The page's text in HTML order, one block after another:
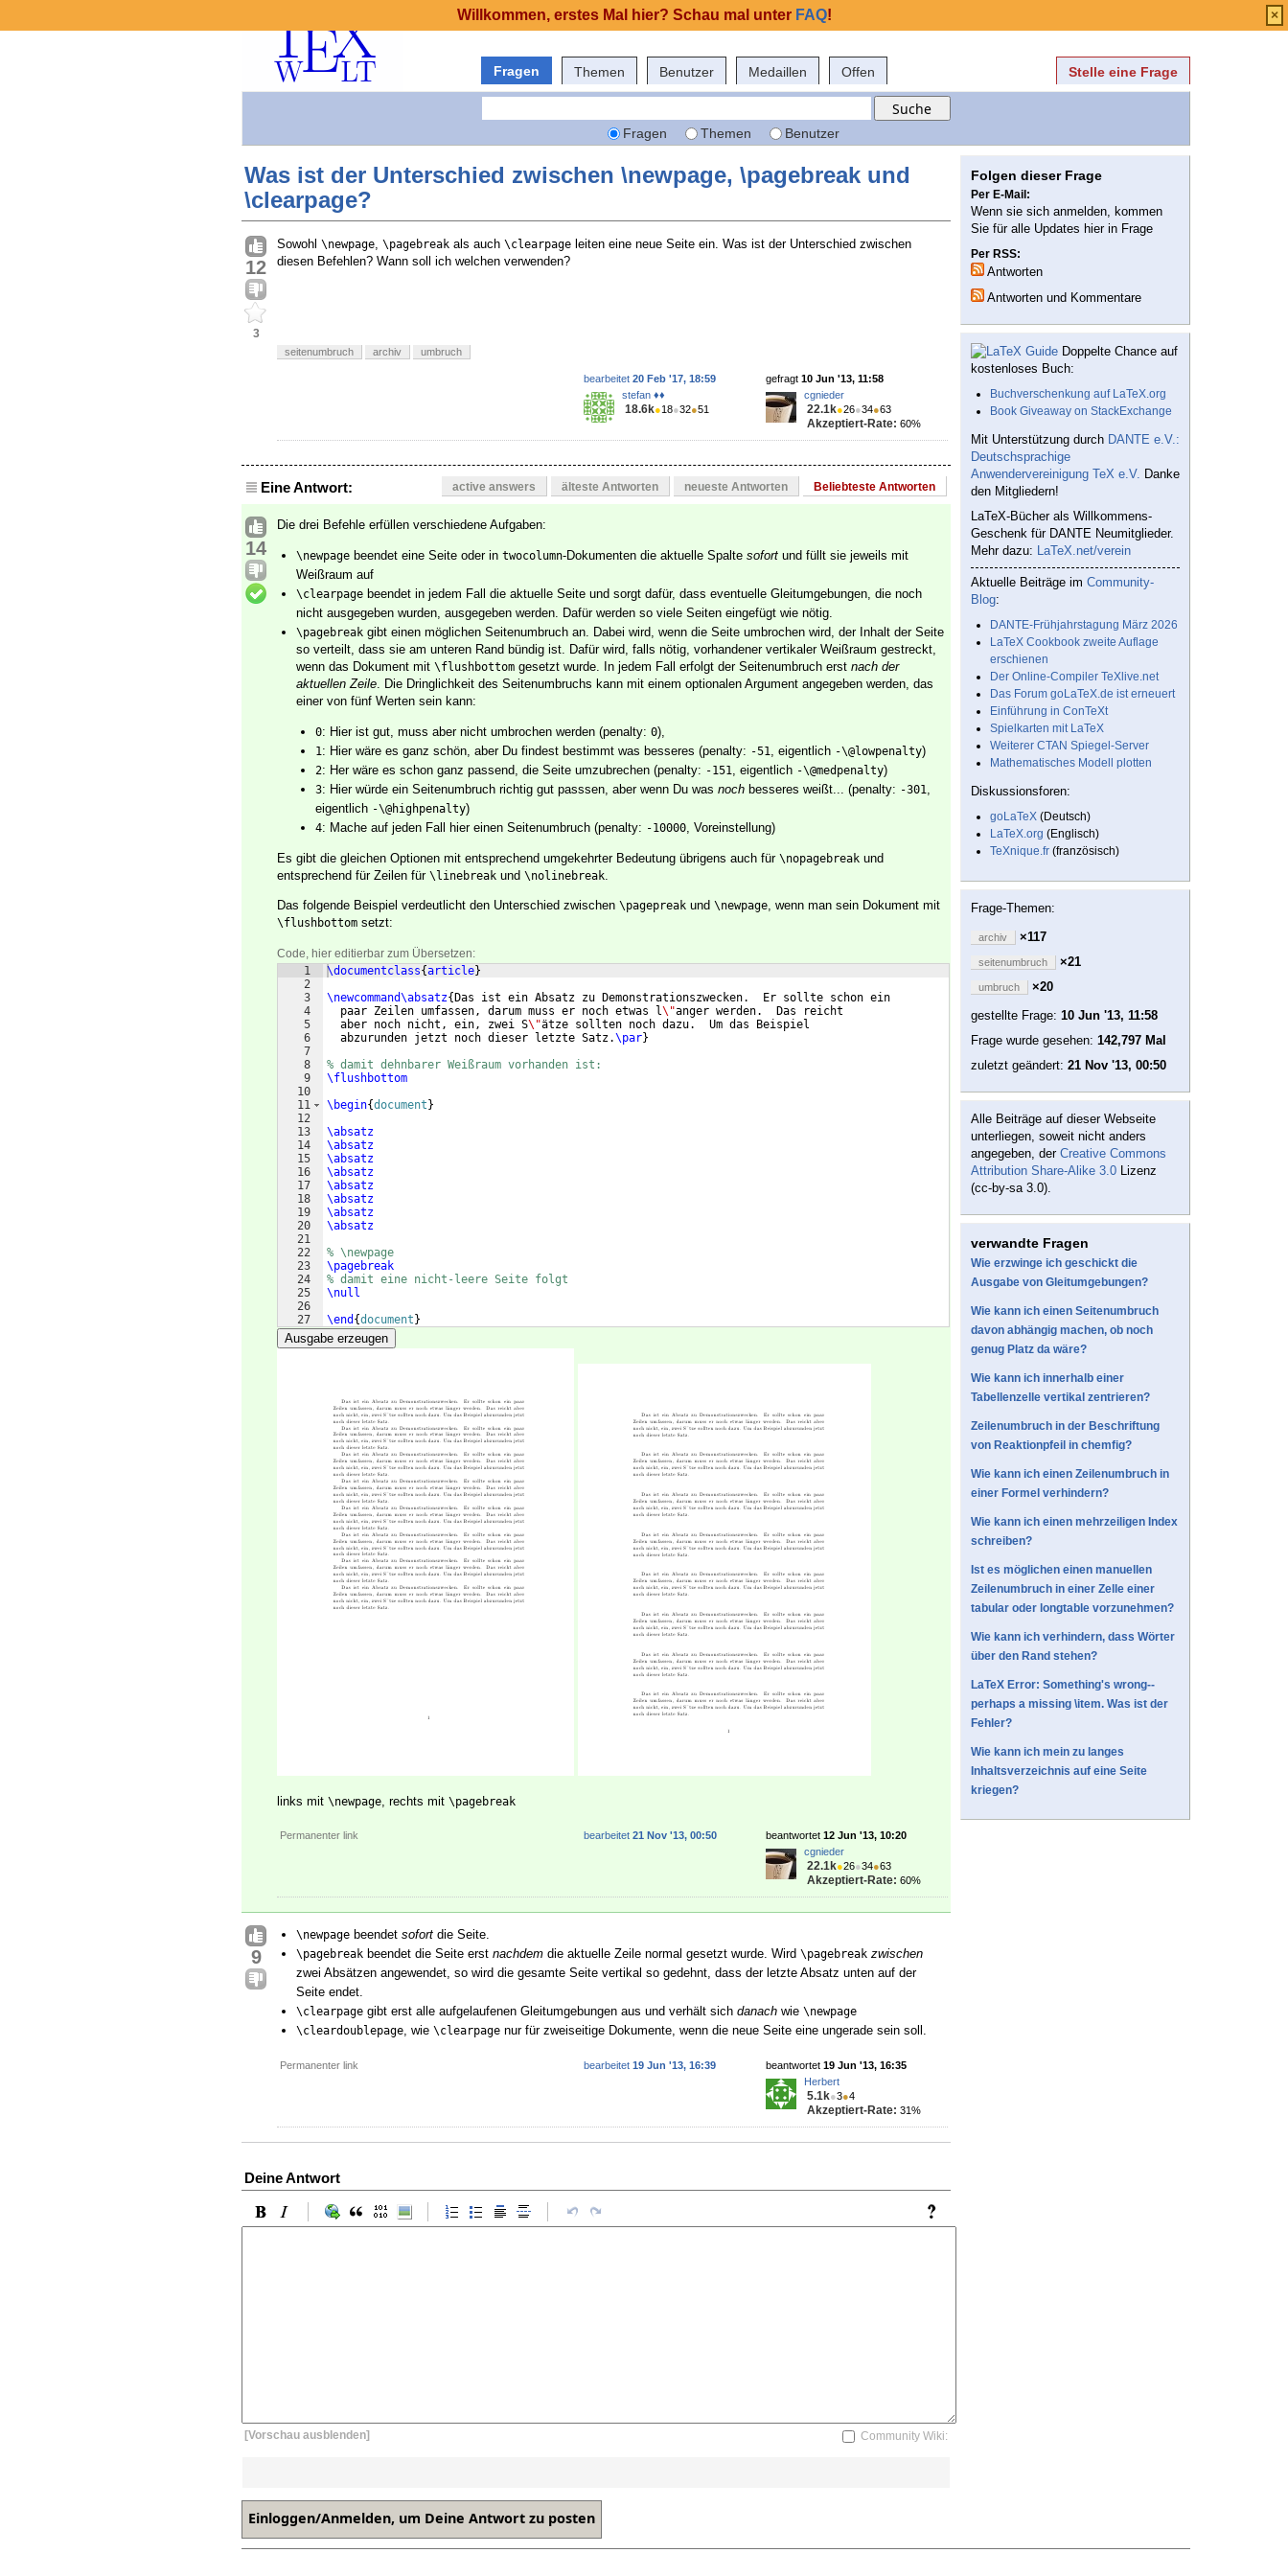
Fragen Themen Benutzer Medaillen Offen Stelle eine Frage
Fragen Themen Benutzer
Was ist der Unterschied zwischen \newpage, \pagebreak und
\clearpage?
12
3
Sowohl \newpage, \pagebreak als auch \clearpage leiten eine neue Seite ein. Was ist der Unterschied zwischen
diesen Befehlen? Wann soll ich welchen verwenden?
seitenumbruch archiv umbruch
gefragt 10 Jun '13, 11:58
cgnieder
22.1k●26●34●63
Akzeptiert-Rate: 60%
bearbeitet 20 Feb '17, 18:59
stefan ♦♦
18.6k●18●32●51
Eine Antwort: active answers älteste Antworten neueste Antworten Beliebteste Antworten
14
Die drei Befehle erfüllen verschiedene Aufgaben:
\newpage beendet eine Seite oder in twocolumn-Dokumenten die aktuelle Spalte sofort und füllt sie jeweils mit
Weißraum auf
\clearpage beendet in jedem Fall die aktuelle Seite und sorgt dafür, dass eventuelle Gleitumgebungen, die noch
nicht ausgegeben wurden, ausgegeben werden. Dafür werden so viele Seiten eingefügt wie nötig.
\pagebreak gibt einen möglichen Seitenumbruch an. Dabei wird, wenn die Seite umbrochen wird, der Inhalt der Seite
so verteilt, dass sie am unteren Rand bündig ist. Dafür wird, falls nötig, vorhandener vertikaler Weißraum gestreckt,
wenn das Dokument mit \flushbottom gesetzt wurde. In jedem Fall erfolgt der Seitenumbruch erst nach der
aktuellen Zeile. Die Dringlichkeit des Seitenumbruchs kann mit einem optionalen Argument angegeben werden, das
einer von fünf Werten sein kann:
0: Hier ist gut, muss aber nicht umbrochen werden (penalty: 0),
1: Hier wäre es ganz schön, aber Du findest bestimmt was besseres (penalty: -51, eigentlich -\@lowpenalty)
2: Her wäre es schon ganz passend, die Seite umzubrechen (penalty: -151, eigentlich -\@medpenalty)
3: Hier würde ein Seitenumbruch richtig gut passsen, aber wenn Du was noch besseres weißt... (penalty: -301,
eigentlich -\@highpenalty)
4: Mache auf jeden Fall hier einen Seitenumbruch (penalty: -10000, Voreinstellung)
Es gibt die gleichen Optionen mit entsprechend umgekehrter Bedeutung übrigens auch für \nopagebreak und
entsprechend für Zeilen für \linebreak und \nolinebreak.
Das folgende Beispiel verdeutlicht den Unterschied zwischen \pagepreak und \newpage, wenn man sein Dokument mit
\flushbottom setzt:
Code, hier editierbar zum Übersetzen:
1
2
3
4
5
6
7
8
9
10
11
12
13
14
15
16
17
18
19
20
21
22
23
24
25
26
27
\documentclass{article}
\newcommand\absatz{ Das ist ein Absatz zu Demonstrationszwecken.  Er sollte schon ein
  paar Zeilen umfassen, darum muss er noch etwas l
\"anger werden.  Das reicht
  aber noch nicht, ein, zwei S
\"ätze sollten noch dazu.  Um das Beispiel
  abzurunden jetzt noch dieser letzte Satz.
\par}
% damit dehnbarer Weißraum vorhanden ist:
\flushbottom
\begin{document }
\absatz
\absatz
\absatz
\absatz
\absatz
\absatz
\absatz
\absatz
% \newpage
\pagebreak
% damit eine nicht-leere Seite folgt
\null
\end {document }
Ausgabe erzeugen
links mit \newpage, rechts mit \pagebreak
Permanenter link beantwortet 12 Jun '13, 10:20
cgnieder
22.1k●26●34●63
Akzeptiert-Rate: 60%
bearbeitet 21 Nov '13, 00:50
9
\newpage beendet sofort die Seite.
\pagebreak beendet die Seite erst nachdem die aktuelle Zeile normal gesetzt wurde. Wird \pagebreak zwischen
zwei Absätzen angewendet, so wird die gesamte Seite vertikal so gedehnt, dass der letzte Absatz unten auf der
Seite endet.
\clearpage gibt erst alle aufgelaufenen Gleitumgebungen aus und verhält sich danach wie \newpage
\cleardoublepage, wie \clearpage nur für zweiseitige Dokumente, wenn die neue Seite eine ungerade sein soll.
Permanenter link beantwortet 19 Jun '13, 16:35
Herbert
5.1k●3●4
Akzeptiert-Rate: 31%
bearbeitet 19 Jun '13, 16:39
Deine Antwort
[Vorschau ausblenden] Community Wiki:
Folgen dieser Frage
Per E-Mail:
Wenn sie sich anmelden, kommen
Sie für alle Updates hier in Frage
Per RSS:
Antworten
Antworten und Kommentare
Doppelte Chance auf
kostenloses Buch:
Buchverschenkung auf LaTeX.org
Book Giveaway on StackExchange
Mit Unterstützung durch DANTE e.V.:
Deutschsprachige
Anwendervereinigung TeX e.V. Danke
den Mitgliedern!
LaTeX-Bücher als Willkommens-
Geschenk für DANTE Neumitglieder.
Mehr dazu: LaTeX.net/verein
Aktuelle Beiträge im Community-
Blog:
DANTE-Frühjahrstagung März 2026
LaTeX Cookbook zweite Auflage
erschienen
Der Online-Compiler TeXlive.net
Das Forum goLaTeX.de ist erneuert
Einführung in ConTeXt
Spielkarten mit LaTeX
Weiterer CTAN Spiegel-Server
Mathematisches Modell plotten
Diskussionsforen:
goLaTeX (Deutsch)
LaTeX.org (Englisch)
TeXnique.fr (französisch)
Frage-Themen:
archiv ×117
seitenumbruch ×21
umbruch
×20
gestellte Frage: 10 Jun '13, 11:58
Frage wurde gesehen: 142,797 Mal
zuletzt geändert: 21 Nov '13, 00:50
Alle Beiträge auf dieser Webseite
unterliegen, soweit nicht anders
angegeben, der Creative Commons
Attribution Share-Alike 3.0 Lizenz
(cc-by-sa 3.0).
verwandte Fragen
Wie erzwinge ich geschickt die
Ausgabe von Gleitumgebungen?
Wie kann ich einen Seitenumbruch
davon abhängig machen, ob noch
genug Platz da wäre?
Wie kann ich innerhalb einer
Tabellenzelle vertikal zentrieren?
Zeilenumbruch in der Beschriftung
von Reaktionpfeil in chemfig?
Wie kann ich einen Zeilenumbruch in
einer Formel verhindern?
Wie kann ich einen mehrzeiligen Index
schreiben?
Ist es möglichen einen manuellen
Zeilenumbruch in einer Zelle einer
tabular oder longtable vorzunehmen?
Wie kann ich verhindern, dass Wörter
über den Rand stehen?
LaTeX Error: Something's wrong--
perhaps a missing \item. Was ist der
Fehler?
Wie kann ich mein zu langes
Inhaltsverzeichnis auf eine Seite
kriegen?
Willkommen, erstes Mal hier? Schau mal unter FAQ! ×